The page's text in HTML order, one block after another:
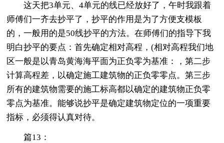
这天把3单元、4单元的线已经放好了，午时我跟着
师傅们一齐去抄平了，抄平的作用是为了方便支模板
的，一般用的是50线抄平的方法。在师傅们的指导下我
明白抄平的要点：首先确定相对高程，(相对高程我们地
区一般是以青岛黄海海平面为正负零为基准：，第二步
计算高程差，以确定施工建筑物的正负零零点。第三步
所有的建筑物需要的施工标高都以确定的建筑物正负零
零点为基准。能够说抄平是确定建筑物定位的一项重要
指标，必须得认真对待。
篇13：